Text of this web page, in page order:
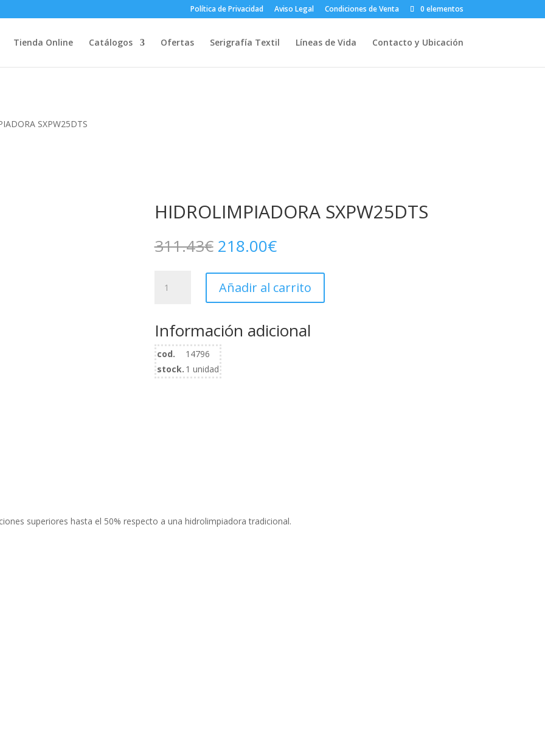
Política de Privacidad Aviso Legal Condiciones de Venta 0 elementos
Tienda Online Catálogos Ofertas Serigrafía Textil Líneas de Vida Contacto y Ubicación
SXPW25DTS
HIDROLIMPIADORA SXPW25DTS
311.43€ El
precio
original
era:
311.43€.
218.00€El
precio
actual
es:
218.00€.
HIDROLIMPIADORA
SXPW25DTS
Añadir al carrito
Información adicional
cod.
14796
stock. 1 unidad
superiores hasta el 50% respecto a una hidrolimpiadora tradicional.